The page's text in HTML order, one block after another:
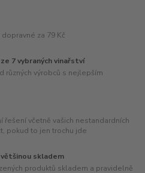
za 79 Kč
7 vybraných vinařství
různých výrobců s nejlepším
včetně vašich nestandardních
pokud to jen trochu jde
skladem
produktů skladem a pravidelně